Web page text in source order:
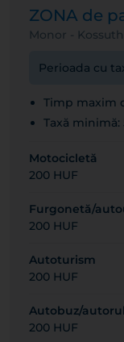
ZONA de
Monor -
Perioada cu
Timp maxim
Taxă minimă:
Motocicletă
200 HUF
Furgonetă/
200 HUF
Autoturism
200 HUF
Autobuz/
200 HUF